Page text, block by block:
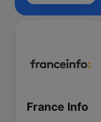
France Info